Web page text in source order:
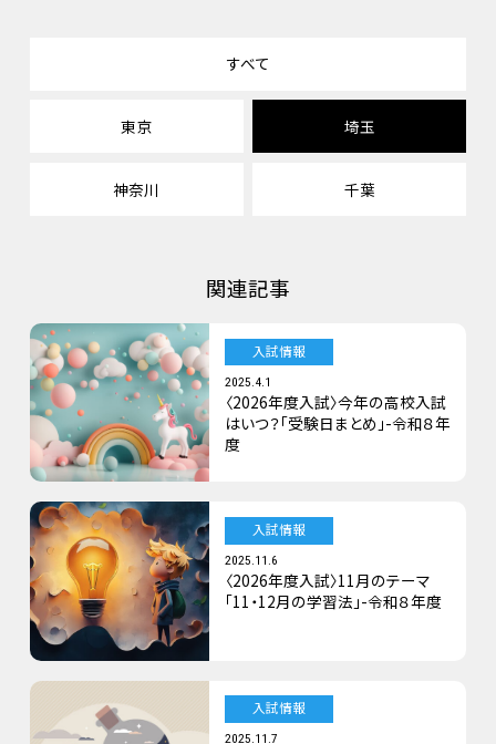
すべて
東京 埼玉
神奈川 千葉
関連記事
入試情報
2025.4.1
〈2026年度入試〉今年の高校入試
はいつ？「受験日まとめ」-令和８年
度
入試情報
2025.11.6
〈2026年度入試〉11月のテーマ
「11・12月の学習法」-令和８年度
入試情報
2025.11.7